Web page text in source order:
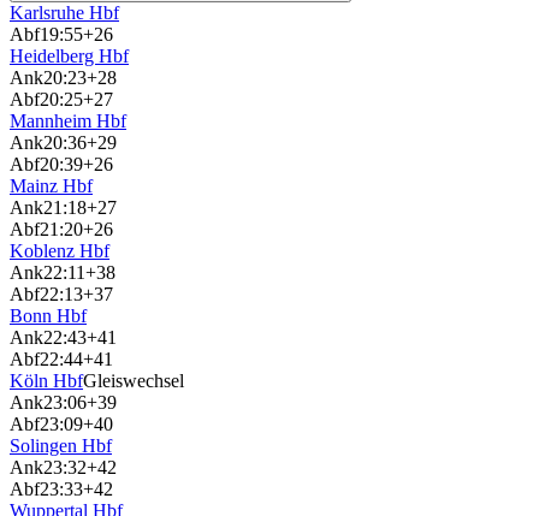
Karlsruhe Hbf
Abf19:55+26
Heidelberg Hbf
Ank20:23+28
Abf20:25+27
Mannheim Hbf
Ank20:36+29
Abf20:39+26
Mainz Hbf
Ank21:18+27
Abf21:20+26
Koblenz Hbf
Ank22:11+38
Abf22:13+37
Bonn Hbf
Ank22:43+41
Abf22:44+41
Köln HbfGleiswechsel
Ank23:06+39
Abf23:09+40
Solingen Hbf
Ank23:32+42
Abf23:33+42
Wuppertal Hbf